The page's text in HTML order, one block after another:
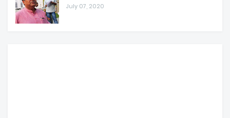
July 07, 2020